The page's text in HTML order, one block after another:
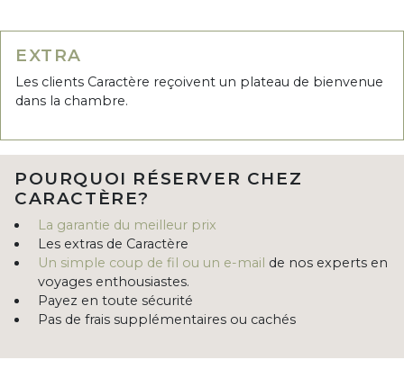
EXTRA
Les clients Caractère reçoivent un plateau de bienvenue
dans la chambre.
POURQUOI RÉSERVER CHEZ
CARACTÈRE?
La garantie du meilleur prix
Les extras de Caractère
Un simple coup de fil ou un e-mail de nos experts en
voyages enthousiastes.
Payez en toute sécurité
Pas de frais supplémentaires ou cachés